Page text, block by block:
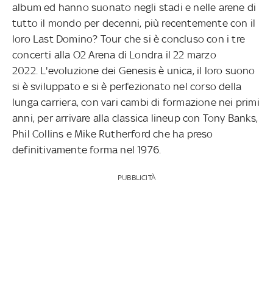
album ed hanno suonato negli stadi e nelle arene di
tutto il mondo per decenni, più recentemente con il
loro Last Domino? Tour che si è concluso con i tre
concerti alla O2 Arena di Londra il 22 marzo
2022. L'evoluzione dei Genesis è unica, il loro suono
si è sviluppato e si è perfezionato nel corso della
lunga carriera, con vari cambi di formazione nei primi
anni, per arrivare alla classica lineup con Tony Banks,
Phil Collins e Mike Rutherford che ha preso
definitivamente forma nel 1976.
PUBBLICITÀ